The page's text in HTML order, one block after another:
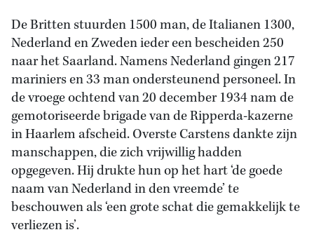
De Britten stuurden 1500 man, de Italianen 1300,
Nederland en Zweden ieder een bescheiden 250
naar het Saarland. Namens Nederland gingen 217
mariniers en 33 man ondersteunend personeel. In
de vroege ochtend van 20 december 1934 nam de
gemotoriseerde brigade van de Ripperda-kazerne
in Haarlem afscheid. Overste Carstens dankte zijn
manschappen, die zich vrijwillig hadden
opgegeven. Hij drukte hun op het hart ‘de goede
naam van Nederland in den vreemde’ te
beschouwen als ‘een grote schat die gemakkelijk te
verliezen is’.